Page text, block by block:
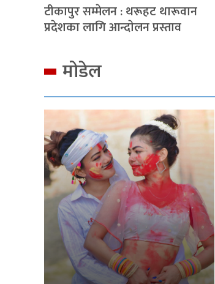
टीकापुर सम्मेलन : थरूहट थारूवान
प्रदेशका लागि आन्दाेलन प्रस्ताव
मोडेल